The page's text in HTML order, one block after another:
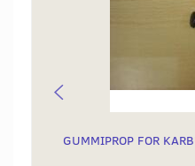
GUMMIPROP FOR